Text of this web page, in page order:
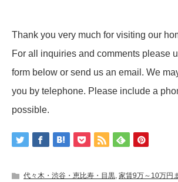
Thank you very much for visiting our
For all inquiries and comments please
form below or send us an email. We
you by telephone. Please include a
possible.
代々木・渋谷・恵比寿・目黒 家賃9万～10万円